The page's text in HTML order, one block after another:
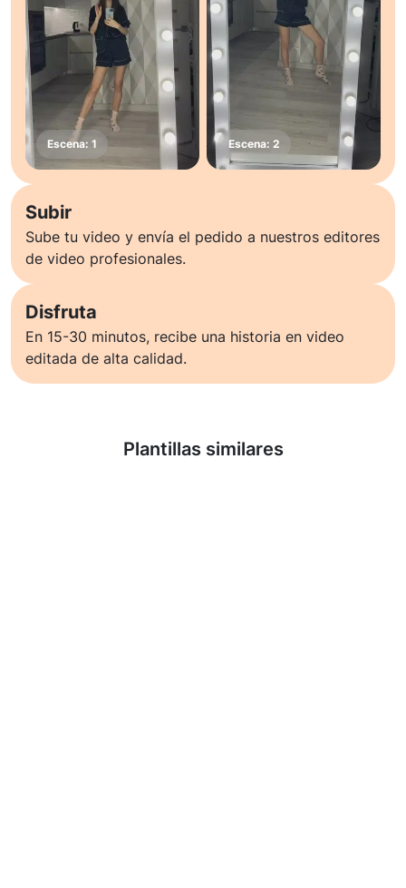
Subir
Sube tu video y envía el pedido a nuestros editores
de video profesionales.
Disfruta
En 15-30 minutos, recibe una historia en video
editada de alta calidad.
Plantillas similares
Saber más